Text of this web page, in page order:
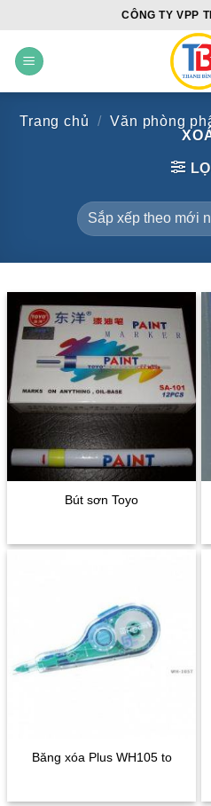
content
CÔNG TY VPP
Trang chủ / Văn phòng
Bút sơn Toyo
Băng xóa Plus WH105 to